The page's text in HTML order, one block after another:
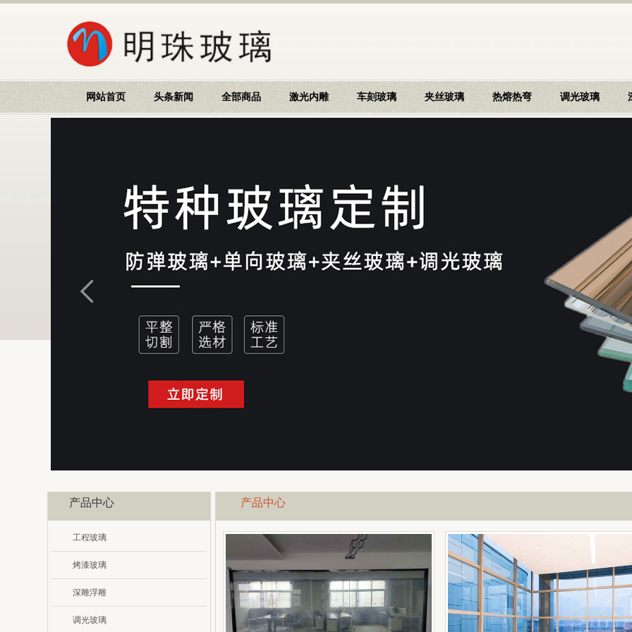
网站首页 头条新闻 全部商品 激光内雕 车刻玻璃 夹丝玻璃 热熔热弯 调光玻璃
产品中心
工程玻璃
烤漆玻璃
深雕浮雕
调光玻璃
产品中心